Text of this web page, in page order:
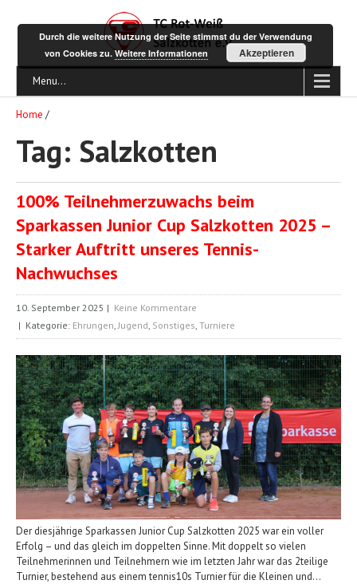
Menu...
Home /
Tag: Salzkotten
100% Teilnehmerzuwachs beim
Sparkassen Junior Cup Salzkotten 2025 –
Starker Auftritt unseres Tennis-
Nachwuchses
10. September 2025 | Keine Kommentare
| Kategorie: Ehrungen,Jugend, Sonstiges, Turniere
Der diesjährige Sparkassen Junior Cup Salzkotten 2025 war ein voller
Erfolg – und das gleich im doppelten Sinne. Mit doppelt so vielen
Teilnehmerinnen und Teilnehmern wie im letzten Jahr war das 2teilige
Turnier, bestehend aus einem tennis10s Turnier für die Kleinen und…
Durch die weitere Nutzung der Seite stimmst du der Verwendung
von Cookies zu.Weitere Informationen Akzeptieren